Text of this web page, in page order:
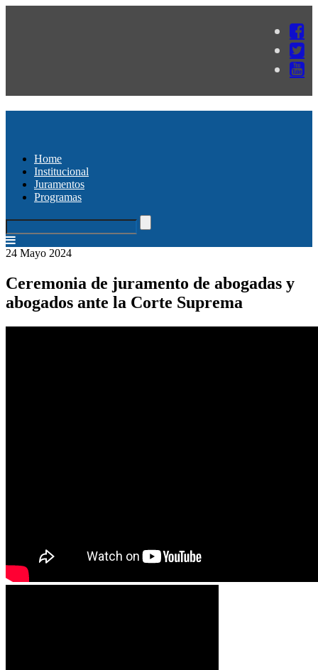
Home
Institucional
Juramentos
Programas
24 Mayo 2024
Ceremonia de juramento de abogadas y
abogados ante la Corte Suprema